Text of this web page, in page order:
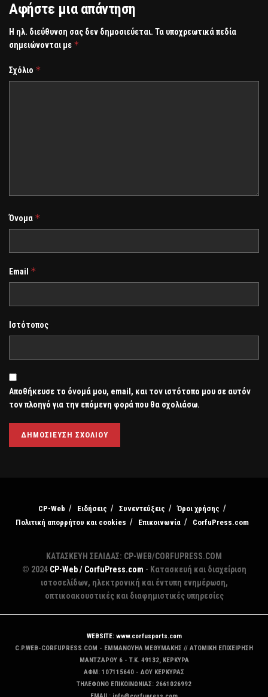
Αφήστε μια απάντηση
Η ηλ. διεύθυνση σας δεν δημοσιεύεται. Τα υποχρεωτικά πεδία
σημειώνονται με *
Σχόλιο *
Όνομα *
Email *
Ιστότοπος
Αποθήκευσε το όνομά μου, email, και τον ιστότοπο μου σε αυτόν
τον πλοηγό για την επόμενη φορά που θα σχολιάσω.
CP-Web Ειδήσεις Συνεντεύξεις
Όροι χρήσης
Πολιτική απορρήτου και cookies
Επικοινωνία CorfuPress.com
ΚΑΤΑΣΚΕΥΗ ΣΕΛΙΔΑΣ: CP-WEB/CORFUPRESS.COM
© 2024 CP-Web / CorfuPress.com - Κατασκευή και διαχείριση
ιστοσελίδων, ηλεκτρονική και έντυπη ενημέρωση,
οπτικοακουστικές και διαφημιστικές υπηρεσίες
WEBSITE: www.corfusports.com
C.P.WEB-CORFUPRESS.COM - ΕΜΜΑΝΟΥΗΛ ΜΕΘΥΜΑΚΗΣ // ΑΤΟΜΙΚΗ ΕΠΙΧΕΙΡΗΣΗ
MANTZAΡΟΥ 6 - T.K. 49132, ΚΕΡΚΥΡΑ
ΑΦΜ: 107115640 - ΔΟΥ ΚΕΡΚΥΡΑΣ
ΤΗΛΕΦΩΝΟ ΕΠΙΚΟΙΝΩΝΙΑΣ: 2661026992